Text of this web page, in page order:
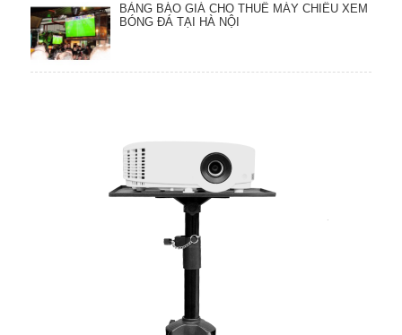
BẢNG BÁO GIÁ CHO THUÊ MÁY CHIẾU XEM
BÓNG ĐÁ TẠI HÀ NỘI